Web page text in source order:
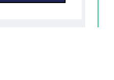
adversos de la terapia